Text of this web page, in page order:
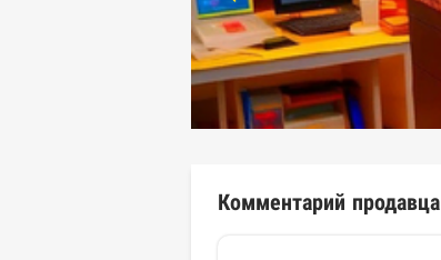
Комментарий продавца